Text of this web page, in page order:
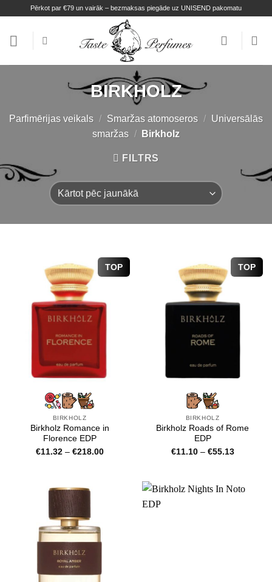
content
Pērkot par €79 un vairāk – bezmaksas piegāde uz UNISEND pakomatu
BIRKHOLZ
Parfimērijas veikals / Smaržas atomoseros /
Universālās
smaržas / Birkholz
FILTRS
TOP
BIRKHOLZ
Birkholz Romance in
Florence EDP
€11.32 – €218.00Price
TOP
BIRKHOLZ
Birkholz Roads of Rome
EDP
€11.10 – €55.13Price
€55.13